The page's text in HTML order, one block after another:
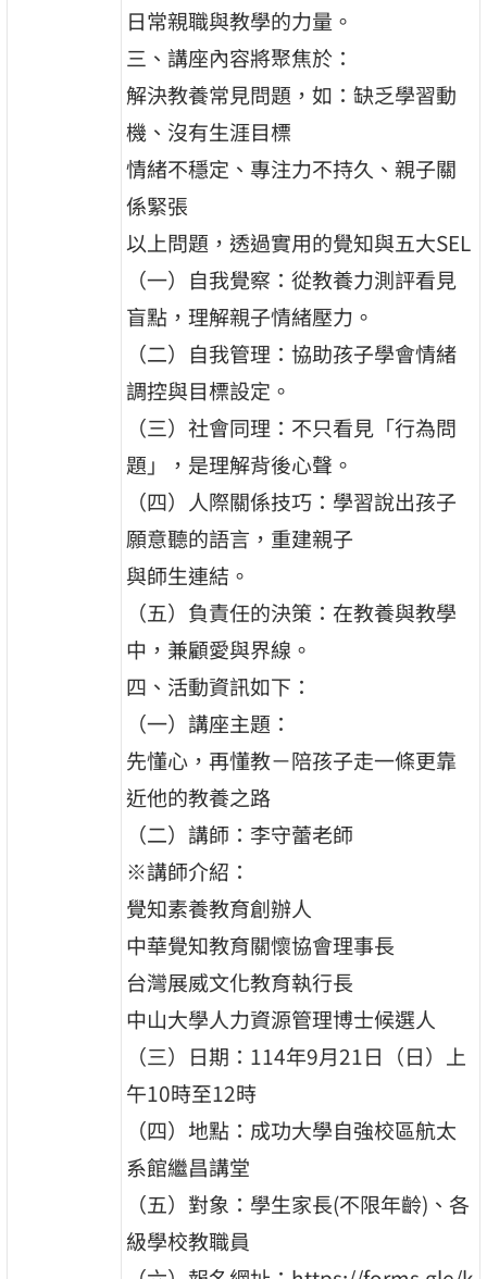
日常親職與教學的力量。
三、講座內容將聚焦於：
解決教養常見問題，如：缺乏學習動
機、沒有生涯目標
情緒不穩定、專注力不持久、親子關
係緊張
以上問題，透過實用的覺知與五大SEL
（一）自我覺察：從教養力測評看見
盲點，理解親子情緒壓力。
（二）自我管理：協助孩子學會情緒
調控與目標設定。
（三）社會同理：不只看見「行為問
題」，是理解背後心聲。
（四）人際關係技巧：學習說出孩子
願意聽的語言，重建親子
與師生連結。
（五）負責任的決策：在教養與教學
中，兼顧愛與界線。
四、活動資訊如下：
（一）講座主題：
先懂心，再懂教－陪孩子走一條更靠
近他的教養之路
（二）講師：李守蕾老師
※講師介紹：
覺知素養教育創辦人
中華覺知教育關懷協會理事長
台灣展威文化教育執行長
中山大學人力資源管理博士候選人
（三）日期：114年9月21日（日）上
午10時至12時
（四）地點：成功大學自強校區航太
系館繼昌講堂
（五）對象：學生家長(不限年齡)、各
級學校教職員